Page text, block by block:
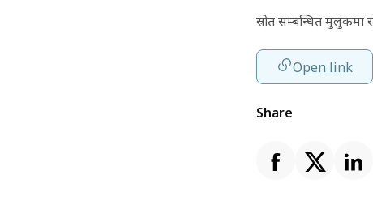
स्रोत सम्बन्धित मुलुकमा
Open link
Share